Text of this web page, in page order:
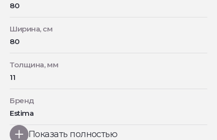
80
Ширина, см
80
Толщина, мм
11
Бренд
Estima
Показать полностью